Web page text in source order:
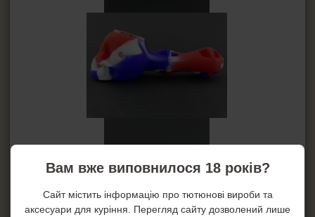
Вам вже виповнилося 18 років?
Сайт містить інформацію про тютюнові вироби та
аксесуари для куріння. Перегляд сайту дозволений лише